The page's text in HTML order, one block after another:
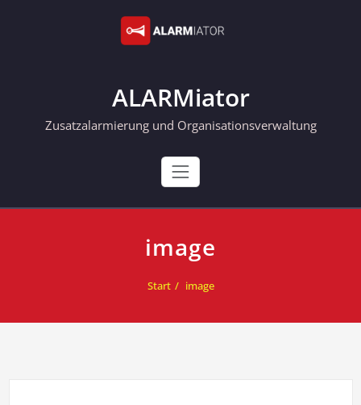
ALARMiator
Zusatzalarmierung und Organisationsverwaltung
image
Start image